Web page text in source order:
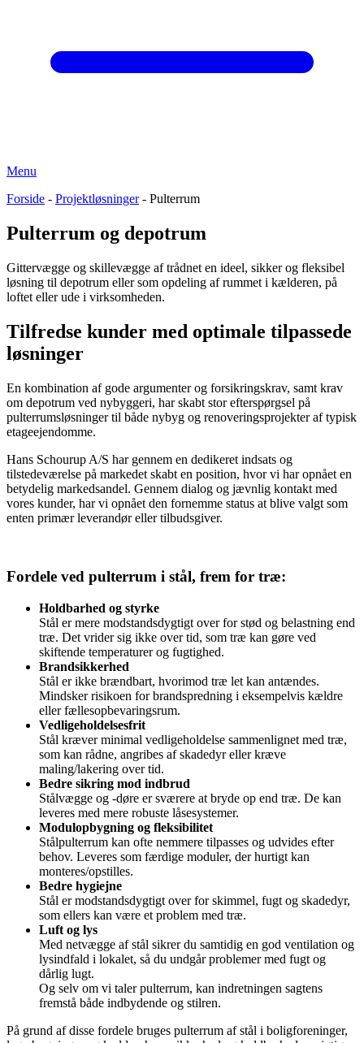
Menu
Forside - Projektløsninger- Pulterrum
Pulterrum og depotrum
Gittervægge og skillevægge af trådnet en ideel, sikker og fleksibel
løsning til depotrum eller som opdeling af rummet i kælderen, på
loftet eller ude i virksomheden.
Tilfredse kunder med optimale tilpassede
løsninger
En kombination af gode argumenter og forsikringskrav, samt krav
om depotrum ved nybyggeri, har skabt stor efterspørgsel på
pulterrumsløsninger til både nybyg og renoveringsprojekter af typisk
etageejendomme.
Hans Schourup A/S har gennem en dedikeret indsats og
tilstedeværelse på markedet skabt en position, hvor vi har opnået en
betydelig markedsandel. Gennem dialog og jævnlig kontakt med
vores kunder, har vi opnået den fornemme status at blive valgt som
enten primær leverandør eller tilbudsgiver.
Fordele ved pulterrum i stål, frem for træ:
Holdbarhed og styrke
Stål er mere modstandsdygtigt over for stød og belastning end
træ. Det vrider sig ikke over tid, som træ kan gøre ved
skiftende temperaturer og fugtighed.
Brandsikkerhed
Stål er ikke brændbart, hvorimod træ let kan antændes.
Mindsker risikoen for brandspredning i eksempelvis kældre
eller fællesopbevaringsrum.
Vedligeholdelsesfrit
Stål kræver minimal vedligeholdelse sammenlignet med træ,
som kan rådne, angribes af skadedyr eller kræve
maling/lakering over tid.
Bedre sikring mod indbrud
Stålvægge og -døre er sværere at bryde op end træ. De kan
leveres med mere robuste låsesystemer.
Modulopbygning og fleksibilitet
Stålpulterrum kan ofte nemmere tilpasses og udvides efter
behov. Leveres som færdige moduler, der hurtigt kan
monteres/opstilles.
Bedre hygiejne
Stål er modstandsdygtigt over for skimmel, fugt og skadedyr,
som ellers kan være et problem med træ.
Luft og lys
Med netvægge af stål sikrer du samtidig en god ventilation og
lysindfald i lokalet, så du undgår problemer med fugt og
dårlig lugt.
Og selv om vi taler pulterrum, kan indretningen sagtens
fremstå både indbydende og stilren.
På grund af disse fordele bruges pulterrum af stål i boligforeninger,